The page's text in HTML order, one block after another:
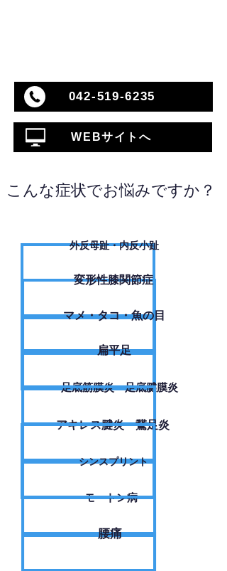
042-519-6235
WEBサイトへ
こんな症状でお悩みですか？
外反母趾・内反小趾
変形性膝関節症
​マメ・タコ・魚の目
扁平足
足底筋膜炎・足底腱膜炎
アキレス腱炎・鵞足炎
シンスプリント
モートン病
腰痛